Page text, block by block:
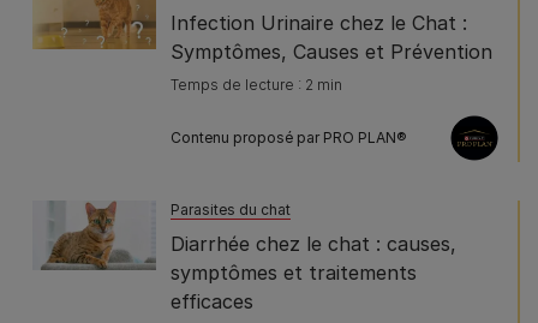
Infection Urinaire chez le Chat :
Symptômes, Causes et Prévention
Temps de lecture : 2 min
Contenu proposé par PRO PLAN®
Parasites du chat
Diarrhée chez le chat : causes,
symptômes et traitements
efficaces